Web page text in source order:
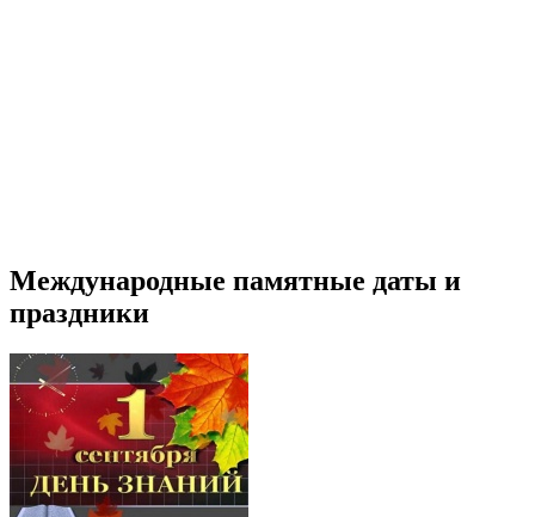
Международные памятные даты и
праздники